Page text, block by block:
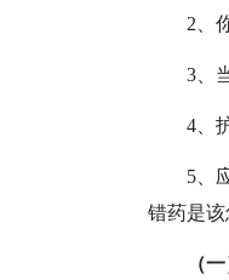
2、
3、
4、
5、
错药是
（